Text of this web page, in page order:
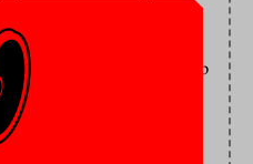
zoek naar antwoorden op
weinig vrouwen in de
en de